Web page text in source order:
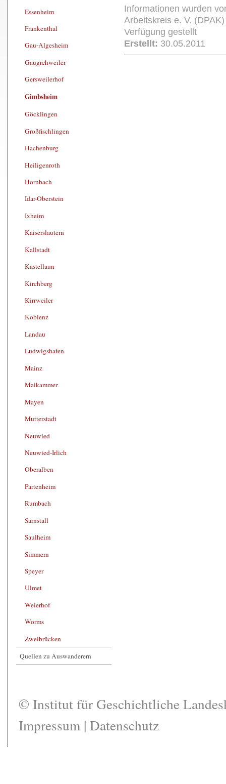
Essenheim
Frankenthal
Gau-Algesheim
Gaugrehweiler
Gersweilerhof
Gimbsheim
Göcklingen
Großfischlingen
Hachenburg
Heiligenroth
Hornbach
Idar-Oberstein
Ixheim
Kaiserslautern
Kallstadt
Kastellaun
Kirchberg
Kirrweiler
Koblenz
Landau
Ludwigshafen
Mainz
Maikammer
Mayen
Mutterstadt
Neuwied
Neuwied-Irlich
Oberalben
Partenheim
Rumbach
Sarnstall
Saulheim
Simmern
Speyer
Ulmet
Weierhof
Worms
Zweibrücken
Quellen zu Auswanderern
Informationen wurden
Arbeitskreis e. V.
Verfügung gestellt
Erstellt: 30.05.2011
© Institut für Geschichtliche
Impressum |Datenschutz